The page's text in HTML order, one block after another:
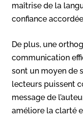
maîtrise de la
confiance
De plus, une
communication
sont un moyen de
lecteurs puissent
message de
améliore la clarté